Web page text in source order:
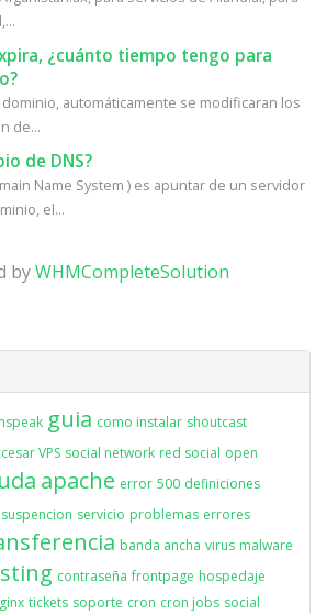
¿cuánto tiempo tengo para
automáticamente se modificaran los
de...
de DNS?
Name System ) es apuntar de un servidor
el...
byWHMCompleteSolution
guia como instalar shoutcast
VPS social network red social open
apache error 500 definiciones
suspencion servicio problemas errores
banda ancha virus malware
contraseña frontpage hospedaje
tickets soporte cron cron jobs social